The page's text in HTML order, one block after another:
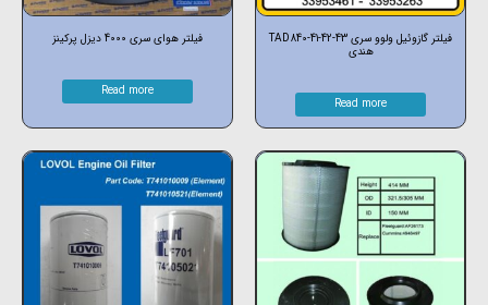
فیلتر گازوئیل ولوو سری TAD840-41-42-43
هندی
Read more
فیلتر هوای سری 4000 دیزل پرکینز
Read more